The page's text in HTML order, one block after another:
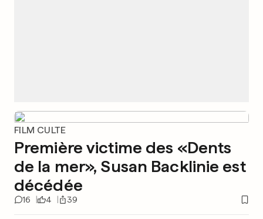
FILM CULTE
Première victime des «Dents
de la mer», Susan Backlinie est
décédée
16 4 39